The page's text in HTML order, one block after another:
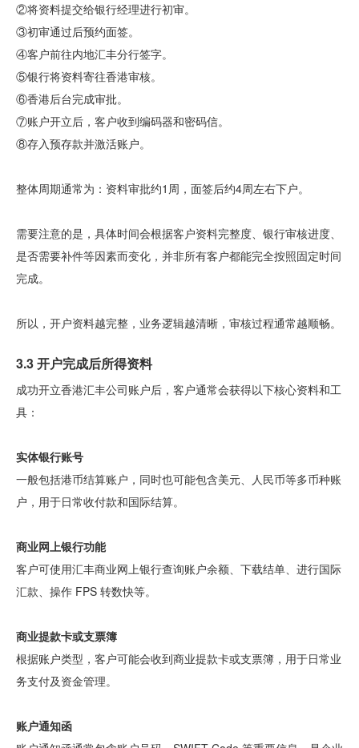
②将资料提交给银行经理进行初审。
③初审通过后预约面签。
④客户前往内地汇丰分行签字。
⑤银行将资料寄往香港审核。
⑥香港后台完成审批。
⑦账户开立后，客户收到编码器和密码信。
⑧存入预存款并激活账户。
整体周期通常为：资料审批约1周，面签后约4周左右下户。
需要注意的是，具体时间会根据客户资料完整度、银行审核进度、
是否需要补件等因素而变化，并非所有客户都能完全按照固定时间
完成。
所以，开户资料越完整，业务逻辑越清晰，审核过程通常越顺畅。
3.3 开户完成后所得资料
成功开立香港汇丰公司账户后，客户通常会获得以下核心资料和工
具：
实体银行账号
一般包括港币结算账户，同时也可能包含美元、人民币等多币种账
户，用于日常收付款和国际结算。
商业网上银行功能
客户可使用汇丰商业网上银行查询账户余额、下载结单、进行国际
汇款、操作 FPS 转数快等。
商业提款卡或支票簿
根据账户类型，客户可能会收到商业提款卡或支票簿，用于日常业
务支付及资金管理。
账户通知函